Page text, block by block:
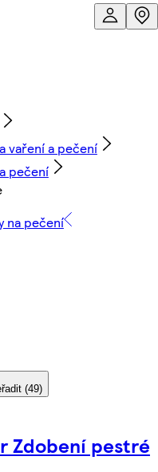
vaření a pečení
pečení
na pečení
(49)
Zdobení pestré